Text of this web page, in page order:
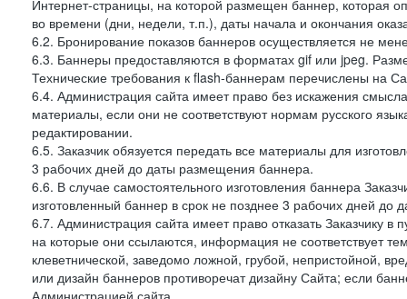
Интернет-страницы, на которой размещен баннер, которая
во времени (дни, недели, т.п.), даты начала и окончания
6.2. Бронирование показов баннеров осуществляется не
6.3. Баннеры предоставляются в форматах gif или jpeg.
Технические требования к flash-баннерам перечислены на
6.4. Администрация сайта имеет право без искажения
материалы, если они не соответствуют нормам русского
редактировании.
6.5. Заказчик обязуется передать все материалы для
3 рабочих дней до даты размещения баннера.
6.6. В случае самостоятельного изготовления баннера
изготовленный баннер в срок не позднее 3 рабочих дней до
6.7. Администрация сайта имеет право отказать Заказчику
на которые они ссылаются, информация не соответствует
клеветнической, заведомо ложной, грубой, непристойной,
или дизайн баннеров противоречат дизайну Сайта; если
Администрацией сайта.